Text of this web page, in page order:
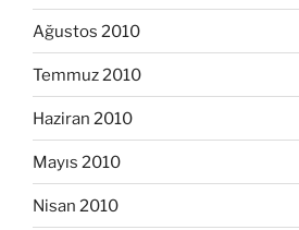
Ağustos 2010
Temmuz 2010
Haziran 2010
Mayıs 2010
Nisan 2010